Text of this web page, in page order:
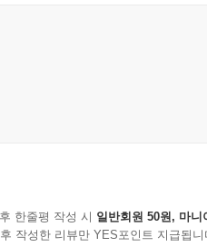
한줄평 작성 시 일반회원 50원, 마니
작성한 리뷰만 YES포인트 지급됩니